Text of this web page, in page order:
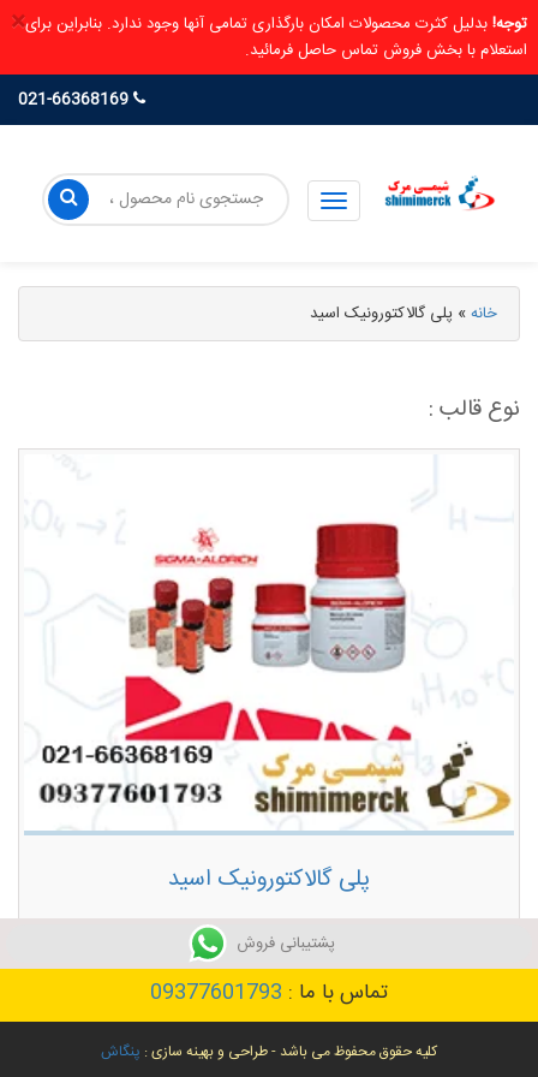
× توجه!بدلیل کثرت محصولات امکان بارگذاری تمامی آنها وجود ندارد. بنابراین برای
استعلام با بخش فروش تماس حاصل فرمائید.
خانه» پلی گالاکتورونیک اسید
نوع قالب :
پلی گالاکتورونیک اسید
توضیحات بیشتر
تماس با ما : 09377601793
کلیه حقوق محفوظ می باشد - طراحی و بهینه سازی : پنگاش
پشتیبانی فروش